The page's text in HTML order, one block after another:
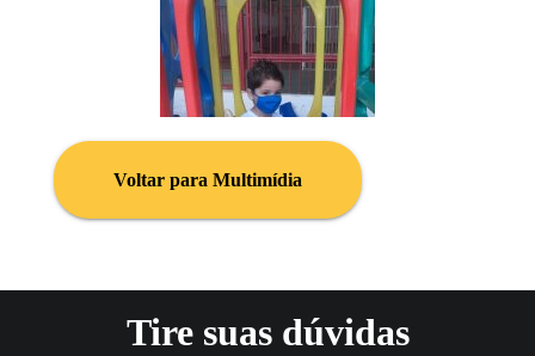
Voltar para Multimídia
Tire suas dúvidas